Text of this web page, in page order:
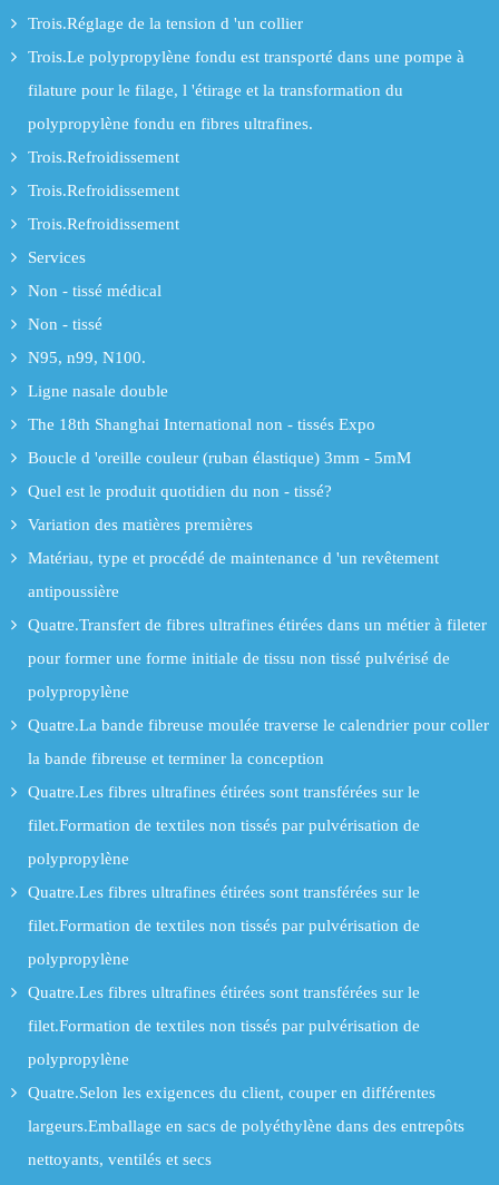
Trois.Réglage de la tension d 'un collier
Trois.Le polypropylène fondu est transporté dans une pompe à
filature pour le filage, l 'étirage et la transformation du
polypropylène fondu en fibres ultrafines.
Trois.Refroidissement
Trois.Refroidissement
Trois.Refroidissement
Services
Non - tissé médical
Non - tissé
N95, n99, N100.
Ligne nasale double
The 18th Shanghai International non - tissés Expo
Boucle d 'oreille couleur (ruban élastique) 3mm - 5mM
Quel est le produit quotidien du non - tissé?
Variation des matières premières
Matériau, type et procédé de maintenance d 'un revêtement
antipoussière
Quatre.Transfert de fibres ultrafines étirées dans un métier à fileter
pour former une forme initiale de tissu non tissé pulvérisé de
polypropylène
Quatre.La bande fibreuse moulée traverse le calendrier pour coller
la bande fibreuse et terminer la conception
Quatre.Les fibres ultrafines étirées sont transférées sur le
filet.Formation de textiles non tissés par pulvérisation de
polypropylène
Quatre.Les fibres ultrafines étirées sont transférées sur le
filet.Formation de textiles non tissés par pulvérisation de
polypropylène
Quatre.Les fibres ultrafines étirées sont transférées sur le
filet.Formation de textiles non tissés par pulvérisation de
polypropylène
Quatre.Selon les exigences du client, couper en différentes
largeurs.Emballage en sacs de polyéthylène dans des entrepôts
nettoyants, ventilés et secs